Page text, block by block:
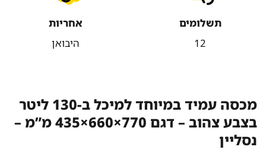
תשלומים
12
אחריות
היבואן
מכסה עמיד במיוחד למיכל ב-130 ליטר
בצבע צהוב – דגם 770×660×435 מ”מ –
נסליין